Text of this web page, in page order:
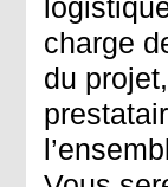
charge
du